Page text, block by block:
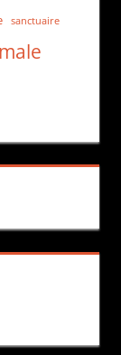
sanctuaire